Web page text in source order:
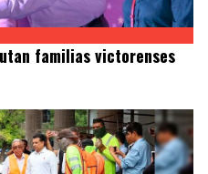
familias victorenses